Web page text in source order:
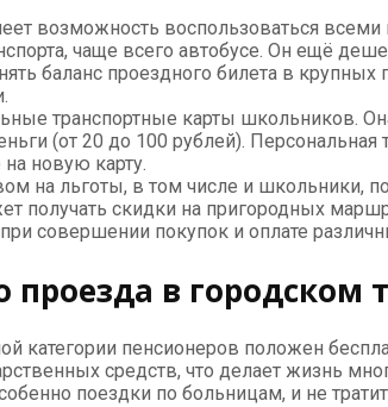
возможность воспользоваться
чаще всего автобусе. Он ещё
баланс проездного билета в
транспортные карты школьников.
(от 20 до 100 рублей).
новую карту.
на льготы, в том числе и школьники,
получать скидки на пригородных
совершении покупок и оплате
в городском
категории пенсионеров положен
средств, что делает жизнь
поездки по больницам, и не